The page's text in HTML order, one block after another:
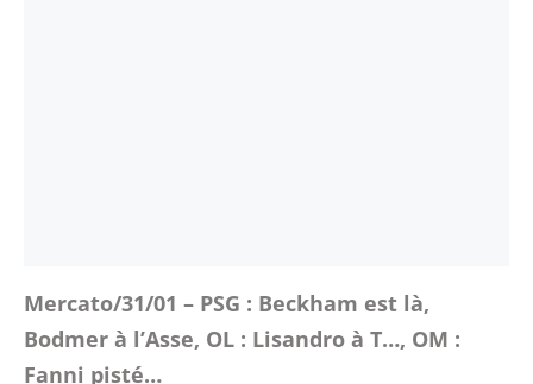
Mercato/31/01 – PSG : Beckham est là,
Bodmer à l’Asse, OL : Lisandro à T…, OM :
Fanni pisté…